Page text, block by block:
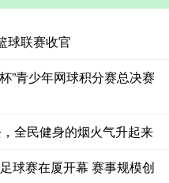
球联赛收官
”青少年网球积分赛总决赛
全民健身的烟火气升起来
球赛在厦开幕 赛事规模创